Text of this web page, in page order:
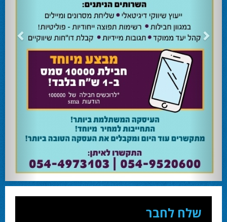
השרה מירי רגב קוראת לבוא ולהצביע ולהשפיע 24.02.24
השרה מירי רגב קוראת לבוא ולהצביע ולהשפיע בבחירות המוניציפליות שיתקיימו ביום
אוהד שגב הפסיד בעכו
עמיחי בן שלוש מקורבו של השר ניר ברקת ניצח את הבחירות בעכו ויכהן כראש העיר.
מחל זכתה במנדט אחד בבאר שבע
עו''ד אמנון כהן שעומד בראש רשימת מחל למועצת העיר זכה במנדט אחד ואילו שמעון
בוקר שהתמודד אף הוא למועצה לא הצליח להיבחר.
המשבר בליכוד העולמי 23.10.24
האם ההסכם של מיקי זוהר מחזק את הימין או השמאל? האם ההסכם חוקי או לא?שמירה
או הדחה? ומה יחליט בעתיד המרכז? עוד שנה בחירות בליכוד העולמי . הכל במגזין
המלא - עמ' 4.
שלח לחבר